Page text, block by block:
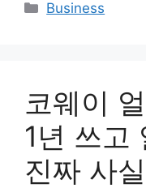
Categories
Business
코웨이
1년 쓰고
진짜 사실